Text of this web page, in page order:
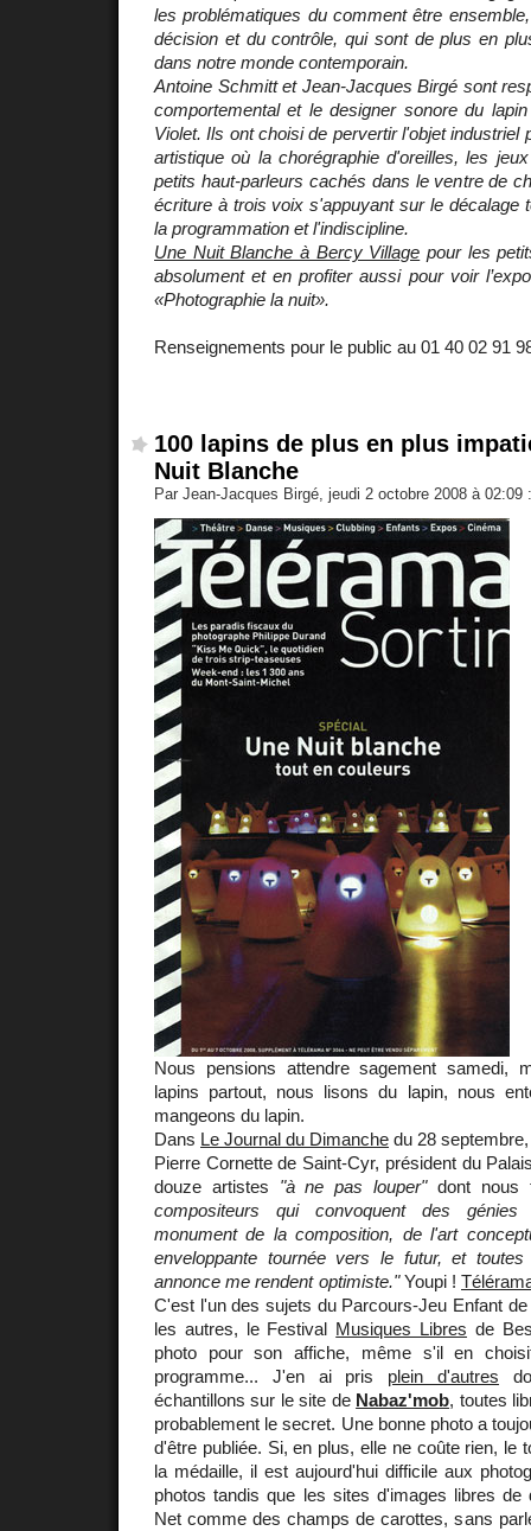
les problématiques du comment être
décision et du contrôle, qui sont de plus en
dans notre monde contemporain.
Antoine Schmitt et Jean-Jacques Birgé sont
comportemental et le designer sonore du
Violet. Ils ont choisi de pervertir l'objet
artistique où la chorégraphie d'oreilles, les
petits haut-parleurs cachés dans le ventre de
écriture à trois voix s'appuyant sur le décalage
la programmation et l'indiscipline.
Une Nuit Blanche à Bercy Village pour les
absolument et en profiter aussi pour voir
«Photographie la nuit».
Renseignements pour le public au 01 40 02 91
100 lapins de plus en plus
Nuit Blanche
Par Jean-Jacques Birgé, jeudi 2 octobre 2008 à 02:09
Nous pensions attendre sagement samedi,
lapins partout, nous lisons du lapin, nous
mangeons du lapin.
Dans Le Journal du Dimanche du 28
Pierre Cornette de Saint-Cyr, président du
douze artistes "à ne pas louper"dont nous
compositeurs qui convoquent des
monument de la composition, de l'art
enveloppante tournée vers le futur, et
annonce me rendent optimiste."Youpi !
C'est l'un des sujets du Parcours-Jeu Enfant
les autres, le Festival Musiques Libres de
photo pour son affiche, même s'il en
programme... J'en ai pris plein d'autres
échantillons sur le site de Nabaz'mob, toutes
probablement le secret. Une bonne photo a
d'être publiée. Si, en plus, elle ne coûte rien, le
la médaille, il est aujourd'hui difficile aux
photos tandis que les sites d'images libres de
Net comme des champs de carottes, sans